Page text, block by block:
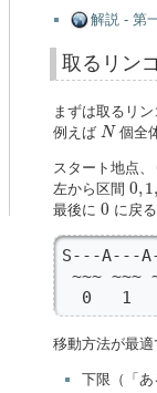
解説 - 第
取るリン
まずは取るリ
例えば N
N 個全
スタート地点
左から区間 0,1
0,1
最後に 0
0 に戻
S---A---
~~~ ~~~
0   1
移動方法が最
下限（「